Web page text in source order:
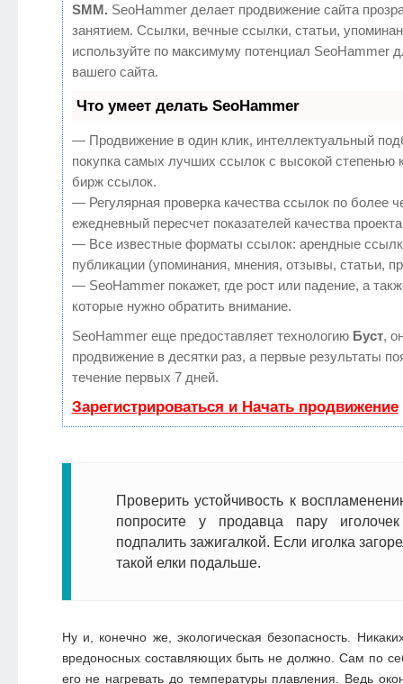
SMM. SeoHammer делает продвижение сайта
занятием. Ссылки, вечные ссылки, статьи,
используйте по максимуму потенциал SeoHammer
вашего сайта.
Что умеет делать SeoHammer
— Продвижение в один клик, интеллектуальный
покупка самых лучших ссылок с высокой степенью
бирж ссылок.
— Регулярная проверка качества ссылок по более
ежедневный пересчет показателей качества
— Все известные форматы ссылок: арендные
публикации (упоминания, мнения, отзывы, статьи,
— SeoHammer покажет, где рост или падение, а
которые нужно обратить внимание.
SeoHammer еще предоставляет технологию Буст,
продвижение в десятки раз, а первые результаты
течение первых 7 дней.
Зарегистрироваться и Начать продвижение
Проверить устойчивость к
попросите у продавца пару
подпалить зажигалкой. Если иголка
такой елки подальше.
Ну и, конечно же, экологическая безопасность.
вредоносных составляющих быть не должно. Сам по
его не нагревать до температуры плавления. Ведь